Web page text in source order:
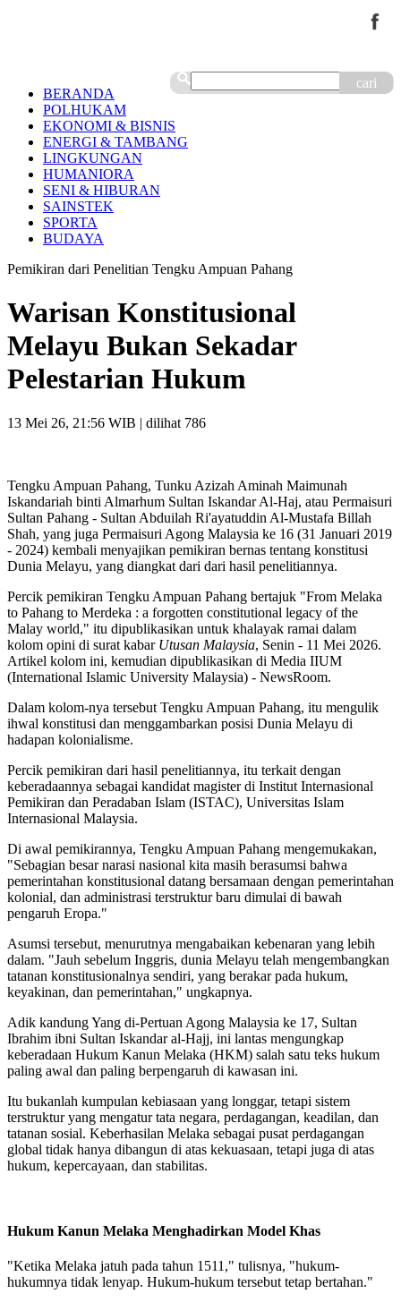
cari
BERANDA
POLHUKAM
EKONOMI & BISNIS
ENERGI & TAMBANG
LINGKUNGAN
HUMANIORA
SENI & HIBURAN
SAINSTEK
SPORTA
BUDAYA
Pemikiran dari Penelitian Tengku Ampuan Pahang
Warisan Konstitusional
Melayu Bukan Sekadar
Pelestarian Hukum
13 Mei 26, 21:56 WIB | dilihat 786
Tengku Ampuan Pahang, Tunku Azizah Aminah Maimunah
Iskandariah binti Almarhum Sultan Iskandar Al-Haj, atau Permaisuri
Sultan Pahang - Sultan Abduilah Ri'ayatuddin Al-Mustafa Billah
Shah, yang juga Permaisuri Agong Malaysia ke 16 (31 Januari 2019
- 2024) kembali menyajikan pemikiran bernas tentang konstitusi
Dunia Melayu, yang diangkat dari dari hasil penelitiannya.
Percik pemikiran Tengku Ampuan Pahang bertajuk "From Melaka
to Pahang to Merdeka : a forgotten constitutional legacy of the
Malay world," itu dipublikasikan untuk khalayak ramai dalam
kolom opini di surat kabar Utusan Malaysia, Senin - 11 Mei 2026.
Artikel kolom ini, kemudian dipublikasikan di Media IIUM
(International Islamic University Malaysia) - NewsRoom.
Dalam kolom-nya tersebut Tengku Ampuan Pahang, itu mengulik
ihwal konstitusi dan menggambarkan posisi Dunia Melayu di
hadapan kolonialisme.
Percik pemikiran dari hasil penelitiannya, itu terkait dengan
keberadaannya sebagai kandidat magister di Institut Internasional
Pemikiran dan Peradaban Islam (ISTAC), Universitas Islam
Internasional Malaysia.
Di awal pemikirannya, Tengku Ampuan Pahang mengemukakan,
"Sebagian besar narasi nasional kita masih berasumsi bahwa
pemerintahan konstitusional datang bersamaan dengan pemerintahan
kolonial, dan administrasi terstruktur baru dimulai di bawah
pengaruh Eropa."
Asumsi tersebut, menurutnya mengabaikan kebenaran yang lebih
dalam. "Jauh sebelum Inggris, dunia Melayu telah mengembangkan
tatanan konstitusionalnya sendiri, yang berakar pada hukum,
keyakinan, dan pemerintahan," ungkapnya.
Adik kandung Yang di-Pertuan Agong Malaysia ke 17, Sultan
Ibrahim ibni Sultan Iskandar al-Hajj, ini lantas mengungkap
keberadaan Hukum Kanun Melaka (HKM) salah satu teks hukum
paling awal dan paling berpengaruh di kawasan ini.
Itu bukanlah kumpulan kebiasaan yang longgar, tetapi sistem
terstruktur yang mengatur tata negara, perdagangan, keadilan, dan
tatanan sosial. Keberhasilan Melaka sebagai pusat perdagangan
global tidak hanya dibangun di atas kekuasaan, tetapi juga di atas
hukum, kepercayaan, dan stabilitas.
Hukum Kanun Melaka Menghadirkan Model Khas
"Ketika Melaka jatuh pada tahun 1511," tulisnya, "hukum-
hukumnya tidak lenyap. Hukum-hukum tersebut tetap bertahan."